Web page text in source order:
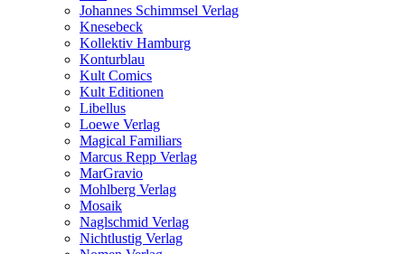
Johannes Schimmsel Verlag
Knesebeck
Kollektiv Hamburg
Konturblau
Kult Comics
Kult Editionen
Libellus
Loewe Verlag
Magical Familiars
Marcus Repp Verlag
MarGravio
Mohlberg Verlag
Mosaik
Naglschmid Verlag
Nichtlustig Verlag